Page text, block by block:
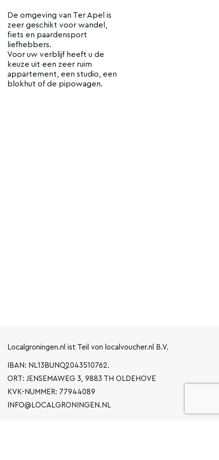
De omgeving van Ter Apel is
zeer geschikt voor wandel,
fiets en paardensport
liefhebbers.
Voor uw verblijf heeft u de
keuze uit een zeer ruim
appartement, een studio, een
blokhut of de pipowagen.
Localgroningen.nl ist Teil von localvoucher.nl B.V.
IBAN: NL13BUNQ2043510762.
ORT: JENSEMAWEG 3, 9883 TH OLDEHOVE
KVK-NUMMER: 77944089
INFO@LOCALGRONINGEN.NL